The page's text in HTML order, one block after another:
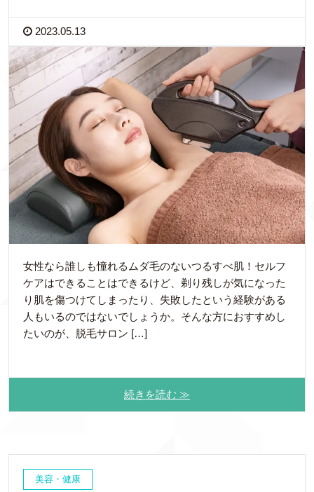
2023.05.13
女性なら誰しも憧れるムダ毛のないつるすべ肌！セルフ
ケアはできることはできるけど、剃り残しが気になった
り肌を傷つけてしまったり、失敗したという経験がある
人もいるのではないでしょうか。そんな方におすすめし
たいのが、脱毛サロン […]
続きを読む ≫
美容・健康